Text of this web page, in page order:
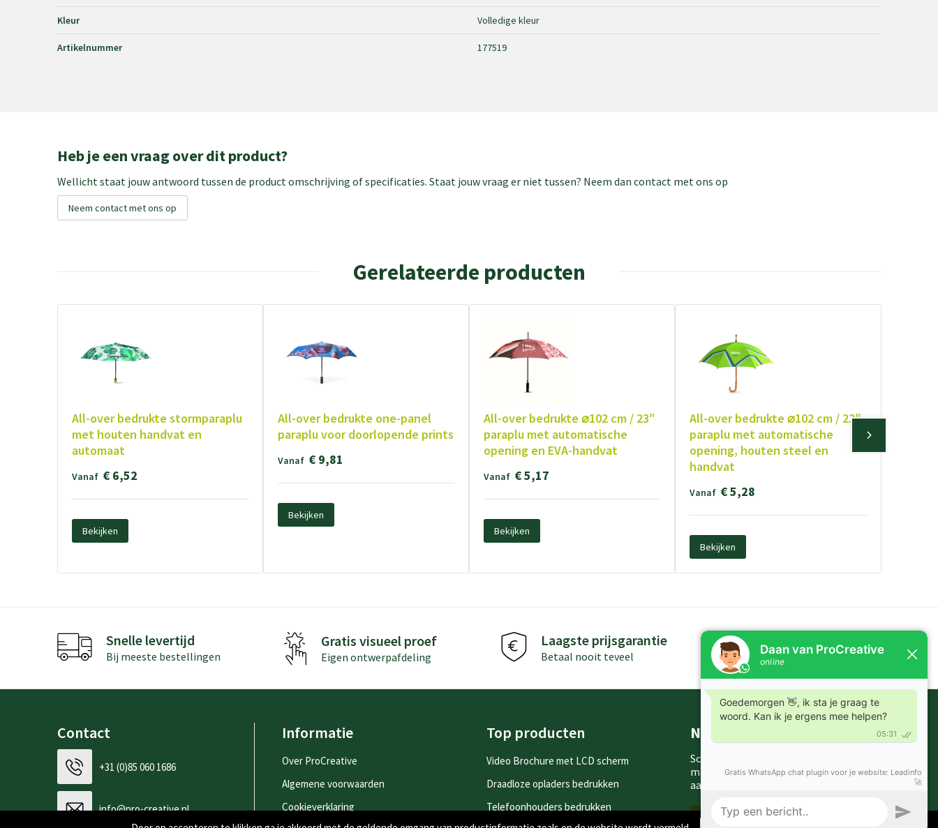
Kleur Volledige kleur
Artikelnummer 177519
Heb je een vraag over dit product?
Wellicht staat jouw antwoord tussen de product omschrijving of specificaties. Staat jouw vraag er niet tussen? Neem dan contact met ons op
Neem contact met ons op
Gerelateerde producten
All-over bedrukte stormparaplu
met houten handvat en
automaat
Vanaf € 6,52
Bekijken
All-over bedrukte one-panel
paraplu voor doorlopende prints
Vanaf € 9,81
Bekijken
All-over bedrukte ⌀102 cm / 23″
paraplu met automatische
opening en EVA-handvat
Vanaf € 5,17
Bekijken
All-over bedrukte ⌀102 cm / 23″
paraplu met automatische
opening, houten steel en
handvat
Vanaf € 5,28
Bekijken
Snelle levertijd
Bij meeste bestellingen
Gratis visueel proef
Eigen ontwerpafdeling
Laagste prijsgarantie
Betaal nooit teveel Kennis in producten
Contact
+31 (0)85 060 1686
info@pro-creative.nl
Informatie
Over ProCreative
Algemene voorwaarden
Cookieverklaring
Top producten
Video Brochure met LCD scherm
Draadloze opladers bedrukken
Telefoonhouders bedrukken
Nieuwsbrieven
Schrijf je in voor onze nieuwsbrief en
mis nooit meer één van onze leuke
aanbiedingen of updates.
Inschrijven